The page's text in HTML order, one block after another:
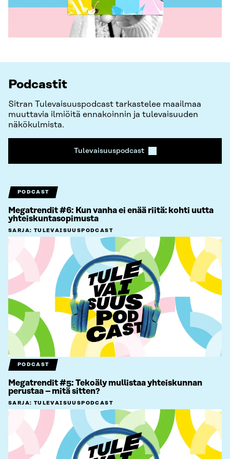
Podcastit
Sitran Tulevaisuuspodcast tarkastelee maailmaa
muuttavia ilmiöitä ennakoinnin ja tulevaisuuden
näkökulmista.
Tulevaisuuspodcast
PODCAST
Megatrendit #6: Kun vanha ei enää riitä: kohti uutta
yhteiskuntasopimusta
SARJA: TULEVAISUUSPODCAST
PODCAST
Megatrendit #5: Tekoäly mullistaa yhteiskunnan
perustaa – mitä sitten?
SARJA: TULEVAISUUSPODCAST